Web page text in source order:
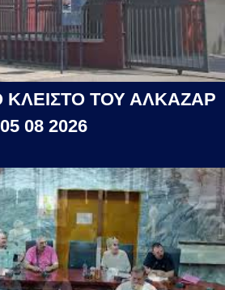
ΚΛΕΙΣΤΟ ΤΟΥ ΑΛΚΑΖΑΡ
05 08 2026